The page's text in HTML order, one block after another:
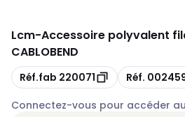
Lcm-Accessoire polyvalent
CABLOBEND
Copie
Réf.fab 220071 Copie
Réf.
Connectez-vous pour accéder